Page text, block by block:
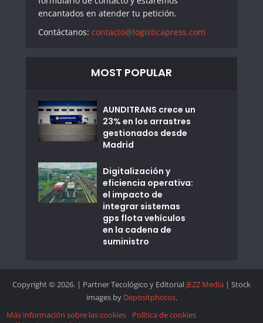
encantados en atender tu petición.
Contáctanos: contacto@logisticapress.com
MOST POPULAR
AUNDITRANS crece un
23% en los arrastres
gestionados desde
Madrid
Digitalización y
eficiencia operativa:
el impacto de
integrar sistemas
gps flota vehículos
en la cadena de
suministro
Copyright © 2026. | Partner Tecológico y Editorial JEZZ Media | Stock
images by Depositphotos.
Más información sobre las cookies
Política de cookies